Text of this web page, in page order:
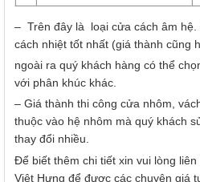
– Trên đây là loại cửa cách âm hệ.
cách nhiệt tốt nhất (giá thành cũng
ngoài ra quý khách hàng có thể
với phân khúc khác.
– Giá thành thi công cửa nhôm,
thuộc vào hệ nhôm mà quý khách
thay đổi nhiều.
Để biết thêm chi tiết xin vui lòng
Việt Hưng để được các chuyên giá